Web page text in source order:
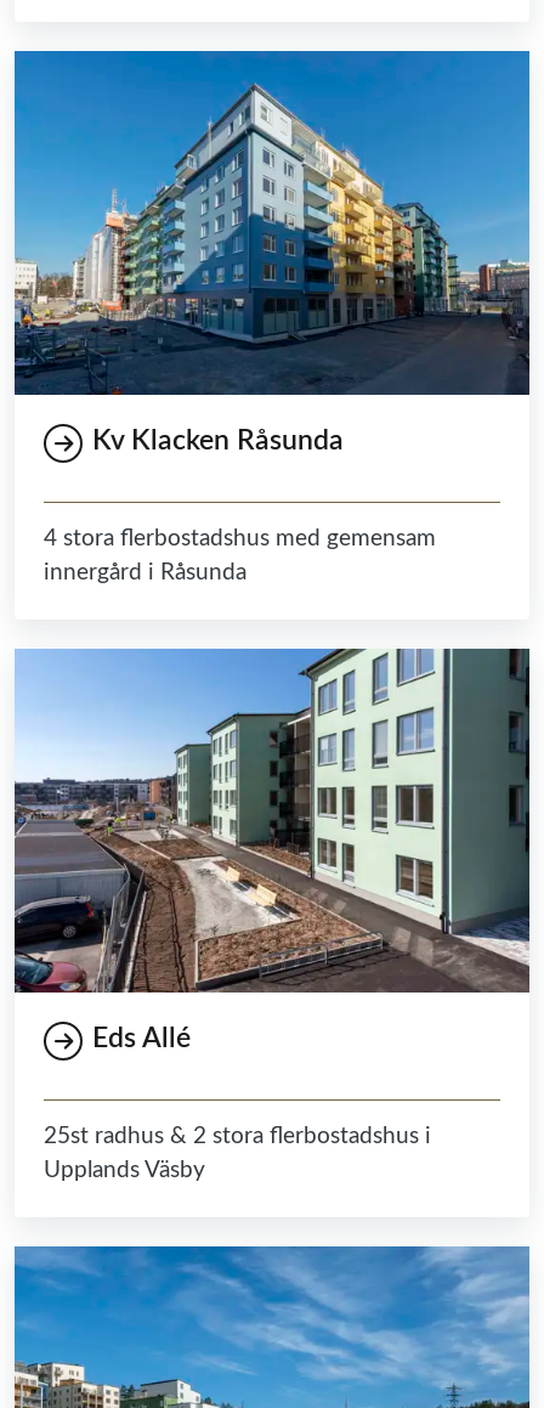
Kv Klacken Råsunda
4 stora flerbostadshus med gemensam
innergård i Råsunda
Eds Allé
25st radhus & 2 stora flerbostadshus i
Upplands Väsby